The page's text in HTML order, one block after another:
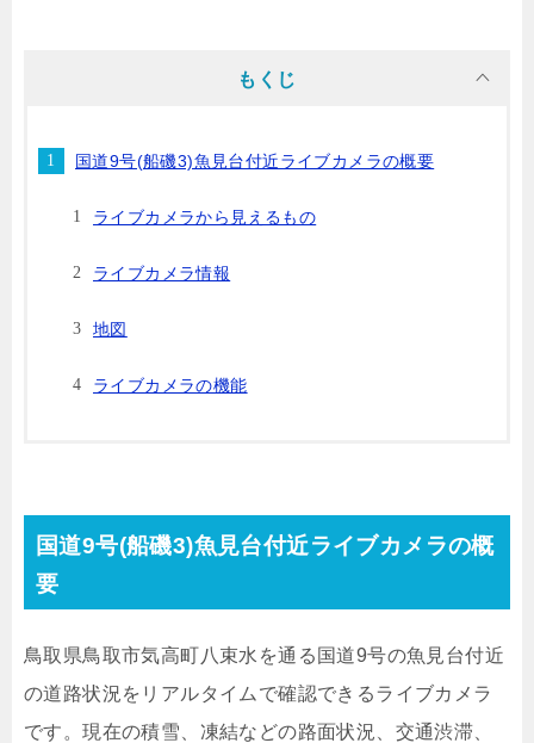
もくじ
国道9号(船磯3)魚見台付近ライブカメラの概要
ライブカメラから見えるもの
ライブカメラ情報
地図
ライブカメラの機能
国道9号(船磯3)魚見台付近ライブカメラの概
要
鳥取県鳥取市気高町八束水を通る国道9号の魚見台付近
の道路状況をリアルタイムで確認できるライブカメラ
です。現在の積雪、凍結などの路面状況、交通渋滞、